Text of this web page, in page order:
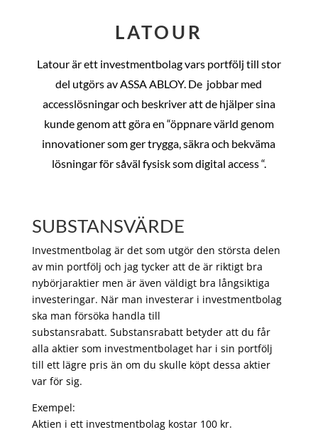
LATOUR
Latour är ett investmentbolag vars portfölj till stor
del utgörs av ASSA ABLOY. De jobbar med
accesslösningar och beskriver att de hjälper sina
kunde genom att göra en “öppnare värld genom
innovationer som ger trygga, säkra och bekväma
lösningar för såväl fysisk som digital access “.
SUBSTANSVÄRDE
Investmentbolag är det som utgör den största delen
av min portfölj och jag tycker att de är riktigt bra
nybörjaraktier men är även väldigt bra långsiktiga
investeringar. När man investerar i investmentbolag
ska man försöka handla till
substansrabatt. Substansrabatt betyder att du får
alla aktier som investmentbolaget har i sin portfölj
till ett lägre pris än om du skulle köpt dessa aktier
var för sig.
Exempel:
Aktien i ett investmentbolag kostar 100 kr.